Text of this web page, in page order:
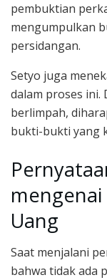
pembuktian
mengumpulkan
persidangan.
Setyo juga
dalam proses ini.
berlimpah,
bukti-bukti yang
Uang
Saat menjalani
bahwa tidak ada